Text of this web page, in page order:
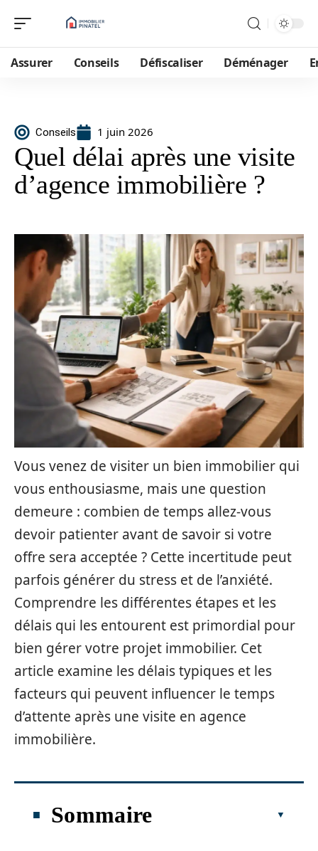
Assurer Conseils Défiscaliser Déménager
Conseils 1 juin 2026
Quel délai après une visite
d’agence immobilière ?
Vous venez de visiter un bien immobilier qui
vous enthousiasme, mais une question
demeure : combien de temps allez-vous
devoir patienter avant de savoir si votre
offre sera acceptée ? Cette incertitude peut
parfois générer du stress et de l’anxiété.
Comprendre les différentes étapes et les
délais qui les entourent est primordial pour
bien gérer votre projet immobilier. Cet
article examine les délais typiques et les
facteurs qui peuvent influencer le temps
d’attente après une visite en agence
immobilière.
Sommaire